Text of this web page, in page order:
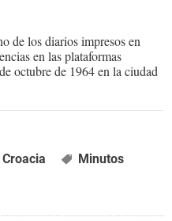
de los diarios impresos en
en las plataformas
octubre de 1964 en la ciudad
Croacia
Minutos